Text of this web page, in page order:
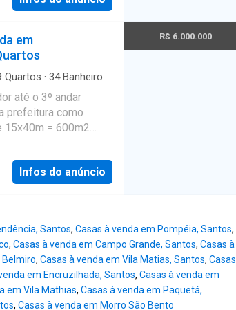
em
Quartos · 34Banheiros
até o 3º andar
prefeitura como
15x40m = 600m2
4 depósitos cozinha
privativas Garagem
com ar
mesa de refeição e
pra tv algumas com
dupla 13 suítes
sistema de
Infos do anúncio
R$ 6.000.000
Santos, Casas à venda em Pompéia, Santos,
, Casas à venda em Campo Grande, Santos, Casas à
Belmiro, Casas à venda em Vila Matias, Santos, Casas
em Encruzilhada, Santos, Casas à venda em
em Vila Mathias, Casas à venda em Paquetá,
, Casas à venda em Morro São Bento